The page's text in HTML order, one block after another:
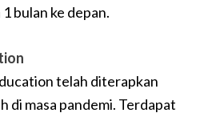
bulan ke depan.
telah diterapkan
di masa pandemi. Terdapat